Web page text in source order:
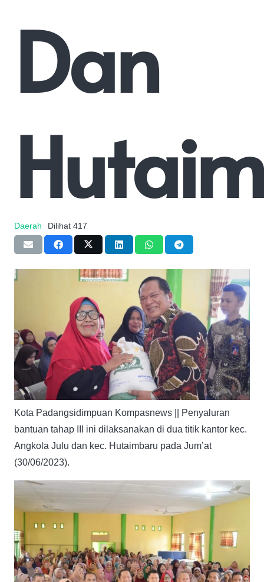
Dan
Daerah Dilihat 417
Kota Padangsidimpuan Kompasnews || Penyaluran
bantuan tahap III ini dilaksanakan di dua titik kantor kec.
Angkola Julu dan kec. Hutaimbaru pada Jum’at
(30/06/2023).